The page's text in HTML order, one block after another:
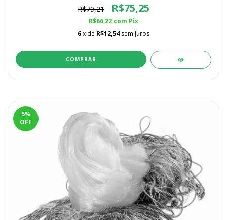
R$79,21 R$75,25
R$66,22 com Pix
6x de R$12,54 sem juros
COMPRAR
5%
OFF